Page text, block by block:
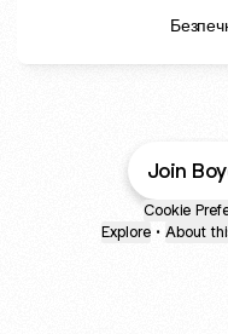
Join
Cookie
Explore • About